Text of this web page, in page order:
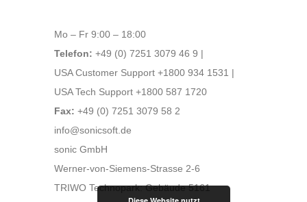
Mo – Fr 9:00 – 18:00
Telefon: +49 (0) 7251 3079 46 9 |
USA Customer Support +1800 934 1531 |
USA Tech Support +1800 587 1720
Fax: +49 (0) 7251 3079 58 2
info@sonicsoft.de
sonic GmbH
Werner-von-Siemens-Strasse 2-6
TRIWO Technopark: Gebäude 5161